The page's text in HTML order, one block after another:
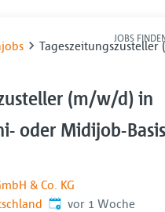
JOBS
(m/w/d) in
oder Midijob-Basis
& Co. KG
Veröffentlicht:
vor 1 Woche